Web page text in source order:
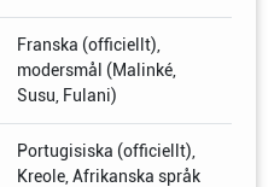
Franska (officiellt),
modersmål (Malinké,
Susu, Fulani)
Portugisiska (officiellt),
Kreole, Afrikanska språk